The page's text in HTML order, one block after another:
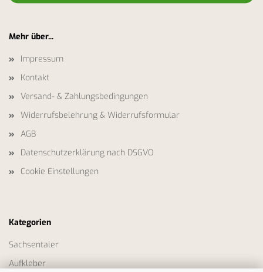
Mehr über...
Impressum
Kontakt
Versand- & Zahlungsbedingungen
Widerrufsbelehrung & Widerrufsformular
AGB
Datenschutzerklärung nach DSGVO
Cookie Einstellungen
Kategorien
Sachsentaler
Aufkleber